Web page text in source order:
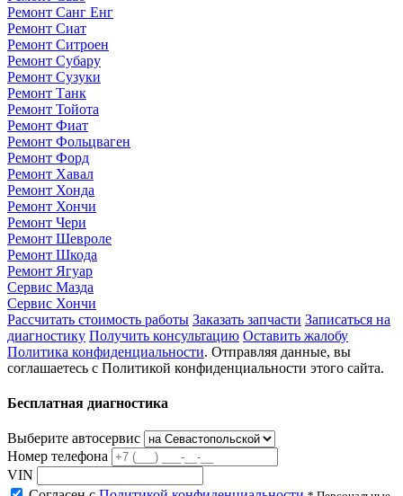
Ремонт Санг Енг
Ремонт Сиат
Ремонт Ситроен
Ремонт Субару
Ремонт Сузуки
Ремонт Танк
Ремонт Тойота
Ремонт Фиат
Ремонт Фольцваген
Ремонт Форд
Ремонт Хавал
Ремонт Хонда
Ремонт Хончи
Ремонт Чери
Ремонт Шевроле
Ремонт Шкода
Ремонт Ягуар
Сервис Мазда
Сервис Хончи
Рассчитать стоимость работы Заказать запчасти Записаться на
диагностику Получить консультацию Оставить жалобу
Политика конфиденциальности. Отправляя данные, вы
соглашаетесь с Политикой конфиденциальности этого сайта.
Бесплатная диагностика
Выберите автосервис
Номер телефона
VIN